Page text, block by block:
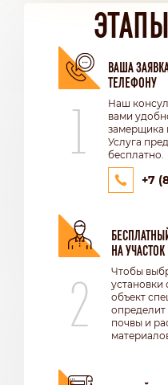
1
ВАША
ТЕЛЕФОНУ
Наш
вами
замерщика
Услуга
бесплатно.
+7
2
НА УЧАСТОК
Чтобы
установки
объект
определит
почвы и